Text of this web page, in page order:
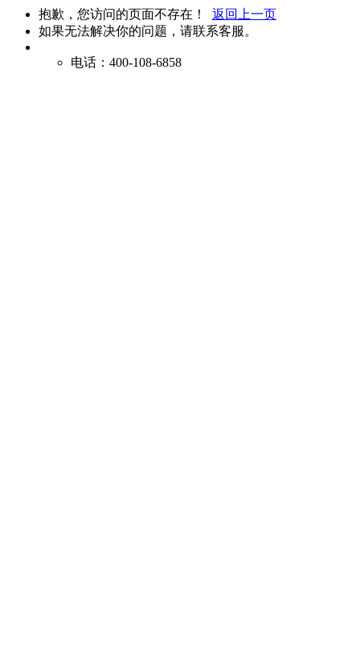
抱歉，您访问的页面不存在！ 返回上一页
如果无法解决你的问题，请联系客服。
电话：400-108-6858